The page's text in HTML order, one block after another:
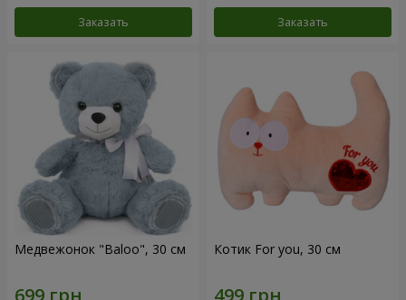
Заказать Заказать
Медвежонок "Baloo", 30 см Котик For you, 30 см